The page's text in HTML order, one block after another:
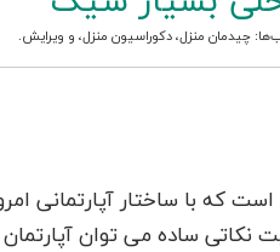
چیدمان منزل،دکوراسیون منزل، و ویرایش.
که با ساختار آپارتمانی
نکاتی ساده می توان